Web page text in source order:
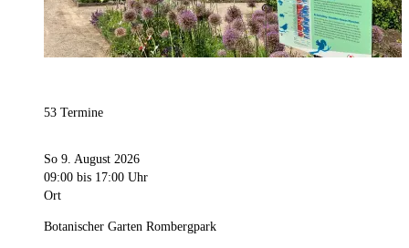
53 Termine
So 9. August 2026
09:00 bis 17:00 Uhr
Ort
Botanischer Garten Rombergpark